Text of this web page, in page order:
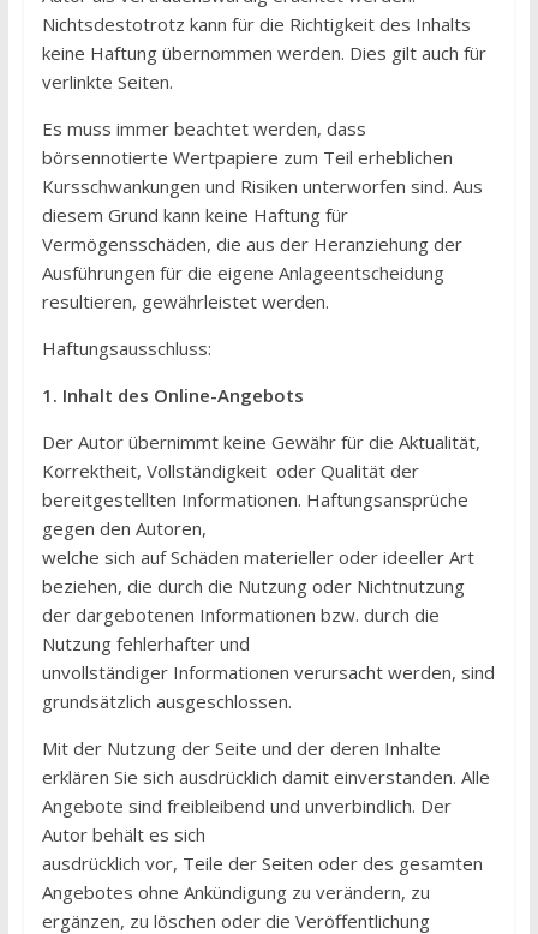
Nichtsdestotrotz kann für die Richtigkeit des Inhalts
keine Haftung übernommen werden. Dies gilt auch für
verlinkte Seiten.
Es muss immer beachtet werden, dass
börsennotierte Wertpapiere zum Teil erheblichen
Kursschwankungen und Risiken unterworfen sind. Aus
diesem Grund kann keine Haftung für
Vermögensschäden, die aus der Heranziehung der
Ausführungen für die eigene Anlageentscheidung
resultieren, gewährleistet werden.
Haftungsausschluss:
1. Inhalt des Online-Angebots
Der Autor übernimmt keine Gewähr für die Aktualität,
Korrektheit, Vollständigkeit oder Qualität der
bereitgestellten Informationen. Haftungsansprüche
gegen den Autoren,
welche sich auf Schäden materieller oder ideeller Art
beziehen, die durch die Nutzung oder Nichtnutzung
der dargebotenen Informationen bzw. durch die
Nutzung fehlerhafter und
unvollständiger Informationen verursacht werden, sind
grundsätzlich ausgeschlossen.
Mit der Nutzung der Seite und der deren Inhalte
erklären Sie sich ausdrücklich damit einverstanden. Alle
Angebote sind freibleibend und unverbindlich. Der
Autor behält es sich
ausdrücklich vor, Teile der Seiten oder des gesamten
Angebotes ohne Ankündigung zu verändern, zu
ergänzen, zu löschen oder die Veröffentlichung